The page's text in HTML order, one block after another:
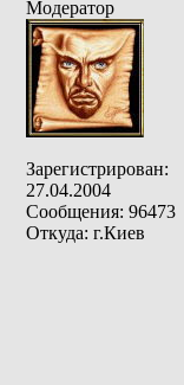
Модератор
Зарегистрирован:
27.04.2004
Сообщения: 96473
Откуда: г.Киев